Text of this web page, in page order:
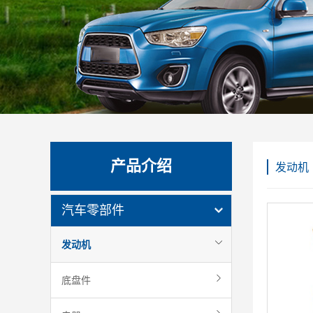
产品介绍
汽车零部件
发动机
底盘件
发动机